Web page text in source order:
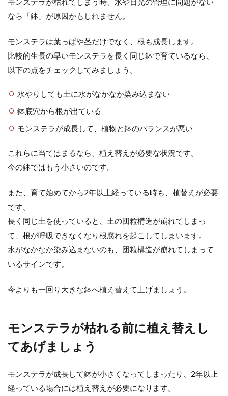
なら「鉢」が原因かもしれません。
モンステラは葉っぱや茎だけでなく、根も成長します。
比較的生長の早いモンステラを長く同じ鉢で育ているなら、
以下の点をチェックしてみましょう。
水やりしても土に水がなかなか染み込まない
鉢底穴から根が出ている
モンステラが成長して、植物と鉢のバランスが悪い
これらに当てはまるなら、植え替えが必要な状況です。
今の鉢ではもう小さいのです。
また、育て始めてから2年以上経っている時も、植替えが必要
です。
長く同じ土を使っていると、土の団粒構造が崩れてしまっ
て、根が呼吸できなくなり根腐れを起こしてしまいます。
水がなかなか染み込まないのも、団粒構造が崩れてしまって
いるサインです。
今よりも一回り大きな鉢へ植え替えて上げましょう。
モンステラが枯れる前に植え替えし
てあげましょう
モンステラが成長して鉢が小さくなってしまったり、2年以上
経っている場合には植え替えが必要になります。